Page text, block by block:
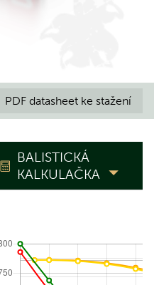
PDF datasheet ke stažení
BALISTICKÁ
KALKULAČKA
m